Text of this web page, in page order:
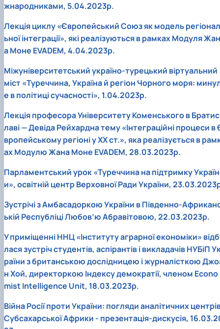
жнародниками, 5.04.2023р.
Лекція циклу «Європейський Союз як модель регіонал
ьної інтеграції», які реалізуються в рамках Модуля Жан
а Моне EVADEM, 4.04.2023р.
Міжуніверситетський україно-турецький віртуальний
міст «Туреччина, Україна й регіон Чорного моря:
е в політиці сучасності», 1.04.2023р.
Лекція професора Університету Коменського в Братис
лаві — Девіда Рейхардна тему «Інтеграційні процеси в
вропейському регіоні у XX ст.», яка реалізується в
ах Модулю Жана Моне EVADEM, 28.03.2023р.
Парламентський урок «Туреччина на підтримку Україн
и», освітній центр Верховної Ради України,
Зустрічі з Амбасадоркою України в Південно-
ькій Республіці Любов’ю Абравітовою, 22.03.2023р.
У приміщенні ННЦ «Інституту аграрної економіки»
лася зустріч студентів, аспірантів і викладачів НУБіП
раїни з британською дослідницею і журналісткою
н Хой, директоркою Індексу демократії, членом Econo
mist Intelligence Unit, 18.03.2023р.
Війна Росії проти України: погляди аналітичних
Субсахарської Африки - презентація-дискусія,